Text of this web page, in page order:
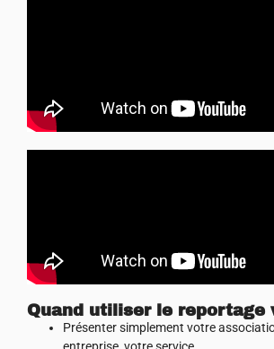
Quand utiliser le reportage
Présenter simplement votre